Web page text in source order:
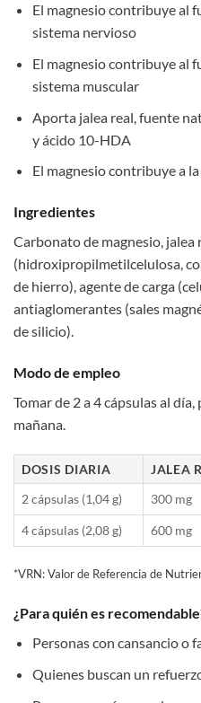
El magnesio contribuye al
sistema nervioso
El magnesio contribuye al
sistema muscular
Aporta jalea real, fuente
y ácido 10-HDA
El magnesio contribuye a
Ingredientes
Carbonato de magnesio, jalea
(hidroxipropilmetilcelulosa,
de hierro), agente de carga
antiaglomerantes (sales
de silicio).
Modo de empleo
Tomar de 2 a 4 cápsulas al
mañana.
DOSIS DIARIA JALEA
2 cápsulas (1,04 g)
300 mg
4 cápsulas (2,08 g) 600 mg
*VRN: Valor de Referencia de
¿Para quién es
Personas con cansancio o
Quienes buscan un